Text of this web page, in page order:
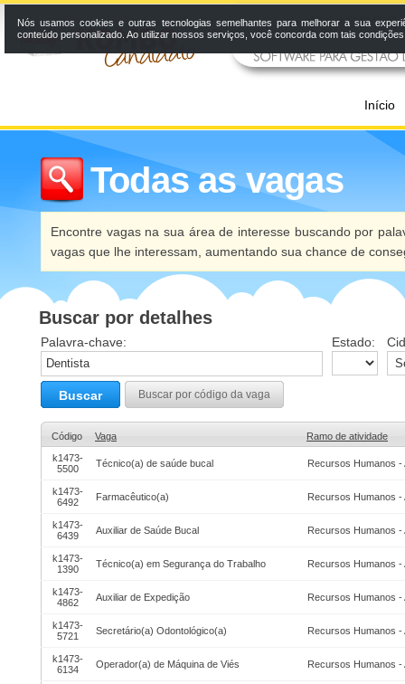
Início
Todas as vagas
Encontre vagas na sua área de interesse buscando por
vagas que lhe interessam, aumentando sua chance de
Buscar por detalhes
Palavra-chave: Estado:
Buscar Buscar por código da vaga
Código Vaga
Ramo de atividade
k1473-
5500
Técnico(a) de saúde bucal Recursos Humanos -
k1473-
6492
Farmacêutico(a) Recursos Humanos -
k1473-
6439
Auxiliar de Saúde Bucal Recursos Humanos -
k1473-
1390
Técnico(a) em Segurança do Trabalho Recursos Humanos -
k1473-
4862
Auxiliar de Expedição Recursos Humanos -
k1473-
5721
Secretário(a) Odontológico(a) Recursos Humanos -
k1473-
6134
Operador(a) de Máquina de Viés Recursos Humanos -
Nós usamos cookies e outras tecnologias semelhantes para melhorar a sua
conteúdo personalizado. Ao utilizar nossos serviços, você concorda com tais